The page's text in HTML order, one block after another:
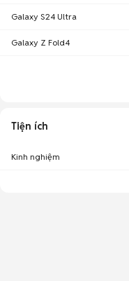
Galaxy S24 Ultra
Galaxy Z Fold4
Tiện ích
Kinh nghiệm